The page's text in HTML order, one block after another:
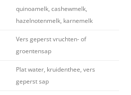
quinoamelk, cashewmelk,
hazelnotenmelk, karnemelk
Vers geperst vruchten- of
groentensap
Plat water, kruidenthee, vers
geperst sap